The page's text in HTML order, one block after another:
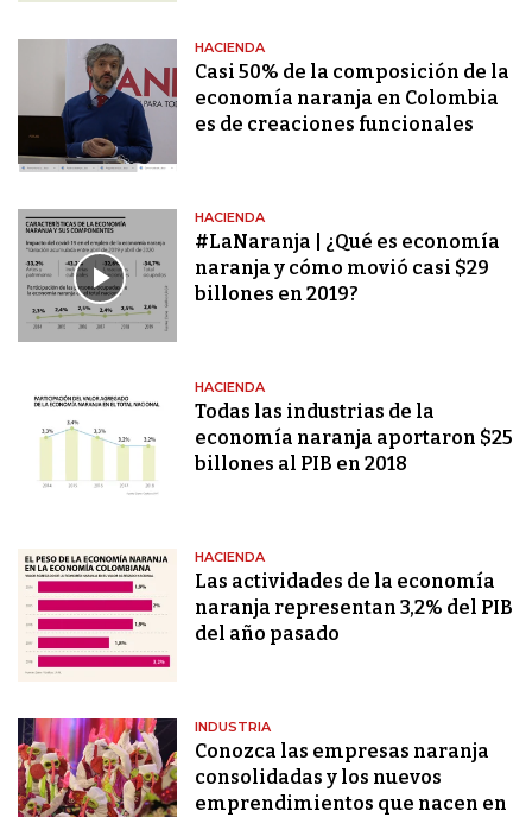
HACIENDA
Casi 50% de la composición de la
economía naranja en Colombia
es de creaciones funcionales
HACIENDA
#LaNaranja | ¿Qué es economía
naranja y cómo movió casi $29
billones en 2019?
HACIENDA
Todas las industrias de la
economía naranja aportaron $25
billones al PIB en 2018
HACIENDA
Las actividades de la economía
naranja representan 3,2% del PIB
del año pasado
INDUSTRIA
Conozca las empresas naranja
consolidadas y los nuevos
emprendimientos que nacen en